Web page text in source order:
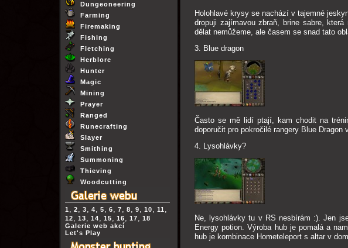
Dungeoneering
Farming
Firemaking
Fishing
Fletching
Herblore
Hunter
Magic
Mining
Prayer
Ranged
Runecrafting
Slayer
Smithing
Summoning
Thieving
Woodcutting
1 , 2, 3, 4, 5, 6, 7, 8, 9, 10, 11 ,
12, 13, 14, 15, 16, 17, 18
Galerie web akcí
Let's Play
Holohlavé krysy se nachází v tajemné
dropuji zajímavou zbraň, brine sabre,
dělat nemůžeme, ale časem se snad tato
3. Blue dragon
Často se mě lidí ptají, kam chodit na
doporučit pro pokročilé rangery Blue
4. Lysohlávky?
Ne, lysohlávky tu v RS nesbírám :). Jen
Energy potion. Výroba hub je pomalá a
hub je kombinace Hometeleport s altar v